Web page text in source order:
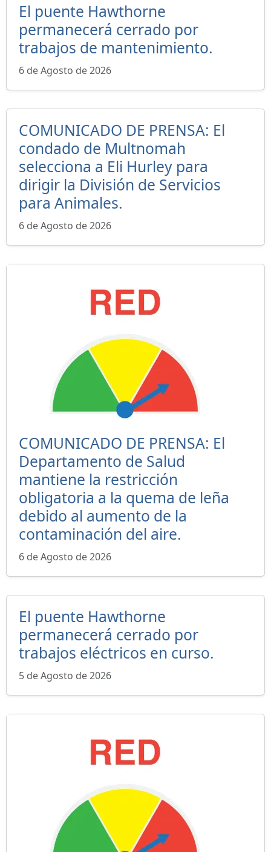
El puente Hawthorne
permanecerá cerrado por
trabajos de mantenimiento.
6 de Agosto de 2026
COMUNICADO DE PRENSA: El
condado de Multnomah
selecciona a Eli Hurley para
dirigir la División de Servicios
para Animales.
6 de Agosto de 2026
COMUNICADO DE PRENSA: El
Departamento de Salud
mantiene la restricción
obligatoria a la quema de leña
debido al aumento de la
contaminación del aire.
6 de Agosto de 2026
El puente Hawthorne
permanecerá cerrado por
trabajos eléctricos en curso.
5 de Agosto de 2026